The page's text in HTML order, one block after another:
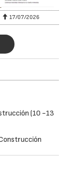
17/07/2026